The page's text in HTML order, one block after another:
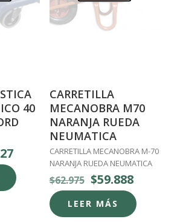
40
El
precio
actual
es:
$10.527.
CARRETILLA
MECANOBRA M70
NARANJA RUEDA
NEUMATICA
CARRETILLA MECANOBRA M-70
NARANJA RUEDA NEUMATICA
$62.975 El
precio
original
era:
$59.888El
precio
actual
es:
LEER MÁS